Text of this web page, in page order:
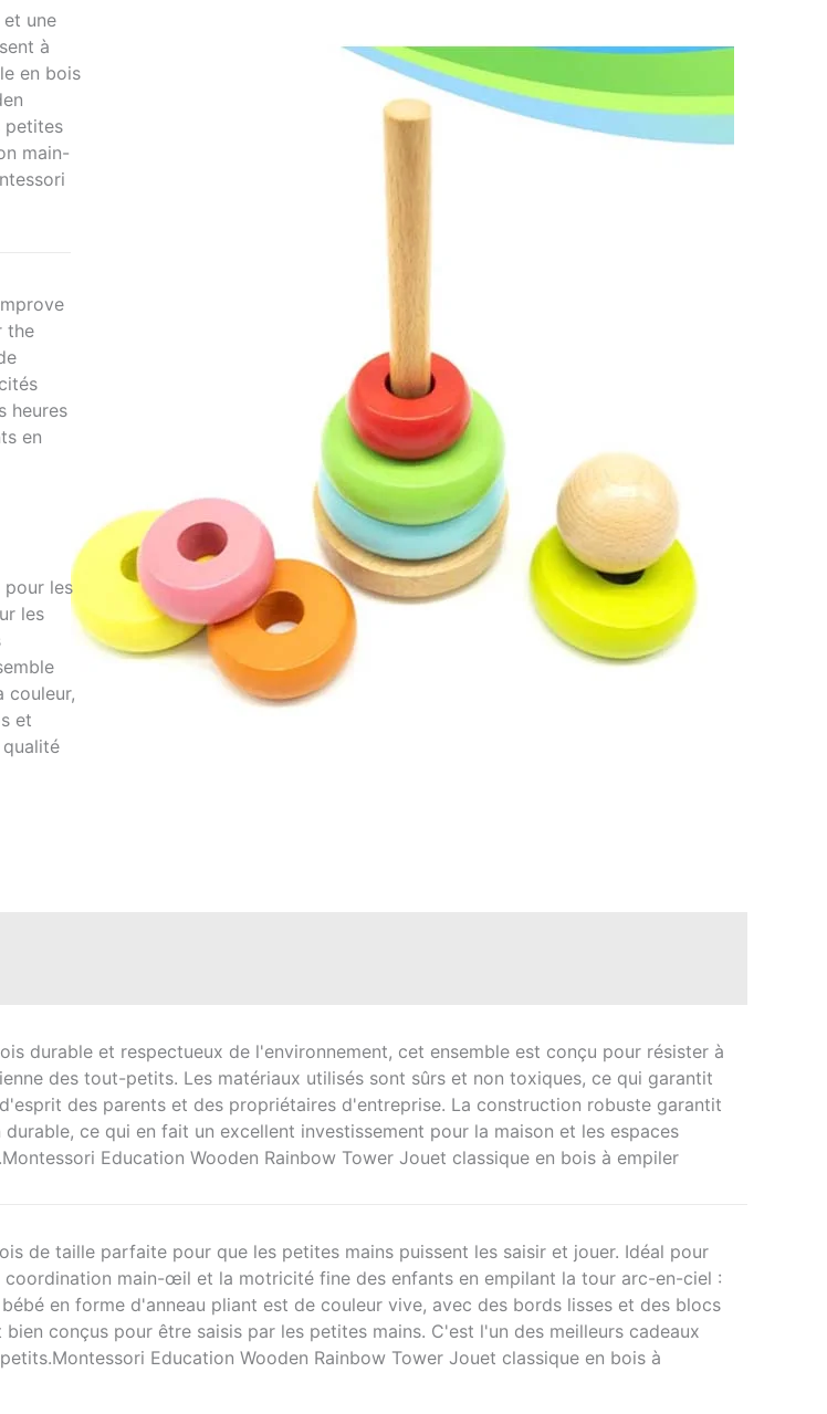
une
à
en bois
petites
main-
the
heures
en
pour les
les
couleur,
et
durable et respectueux de l'environnement, cet ensemble est conçu pour résister à
des tout-petits. Les matériaux utilisés sont sûrs et non toxiques, ce qui garantit
des parents et des propriétaires d'entreprise. La construction robuste garantit
durable, ce qui en fait un excellent investissement pour la maison et les espaces
Education Wooden Rainbow Tower Jouet classique en bois à empiler
de taille parfaite pour que les petites mains puissent les saisir et jouer. Idéal pour
coordination main-œil et la motricité fine des enfants en empilant la tour arc-en-ciel :
en forme d'anneau pliant est de couleur vive, avec des bords lisses et des blocs
bien conçus pour être saisis par les petites mains. C'est l'un des meilleurs cadeaux
Education Wooden Rainbow Tower Jouet classique en bois à